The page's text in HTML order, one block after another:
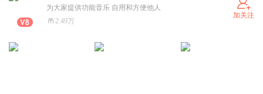
为大家提供功能音乐 自用和方便他人
2.49万
加关注